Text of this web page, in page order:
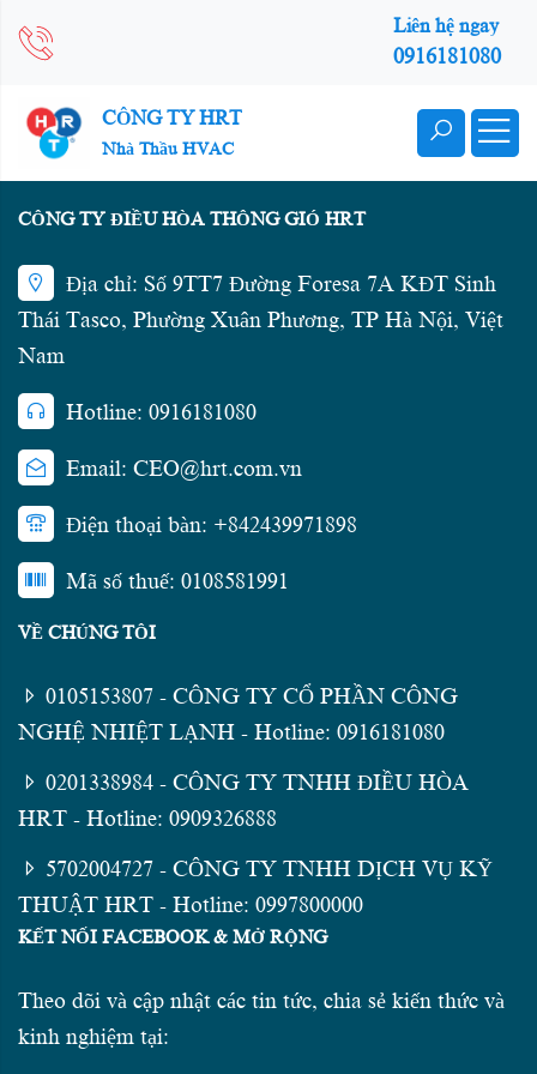
Liên hệ ngay
0916181080
CÔNG TY HRT
Nhà Thầu HVAC
CÔNG TY ĐIỀU HÒA THÔNG GIÓ HRT
Địa chỉ: Số 9TT7 Đường Foresa 7A KĐT Sinh
Thái Tasco, Phường Xuân Phương, TP Hà Nội, Việt
Nam
Hotline: 0916181080
Email: CEO@hrt.com.vn
Điện thoại bàn: +842439971898
Mã số thuế: 0108581991
VỀ CHÚNG TÔI
0105153807 - CÔNG TY CỔ PHẦN CÔNG
NGHỆ NHIỆT LẠNH - Hotline: 0916181080
0201338984 - CÔNG TY TNHH ĐIỀU HÒA
HRT - Hotline: 0909326888
5702004727 - CÔNG TY TNHH DỊCH VỤ KỸ
THUẬT HRT - Hotline: 0997800000
KẾT NỐI FACEBOOK & MỞ RỘNG
Theo dõi và cập nhật các tin tức, chia sẻ kiến thức và
kinh nghiệm tại: